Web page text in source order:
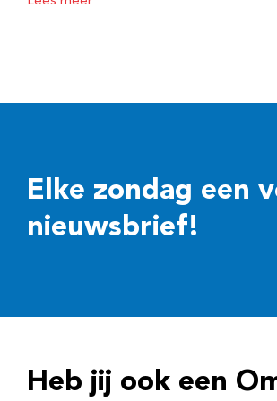
Elke zondag een
nieuwsbrief!
Heb jij ook een